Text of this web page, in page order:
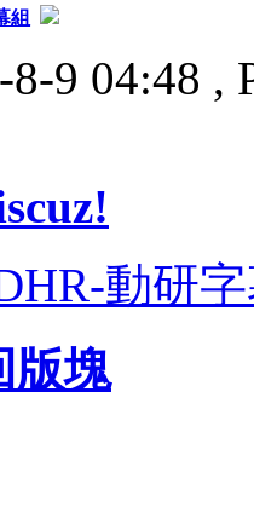
組
9 04:48 ,
動研
版塊